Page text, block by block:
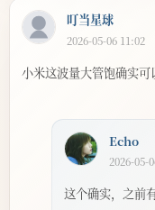
叮当星球
2026-05-06 11:02
小米这波量大管饱确实
Echo
2026-05-
这个确实，之前